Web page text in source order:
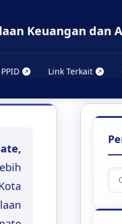
Keuangan dan
PPID Link Terkait